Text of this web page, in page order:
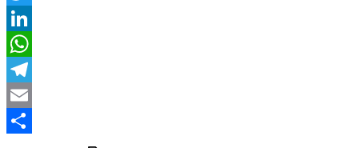
Twitter
LinkedIn
WhatsApp
Telegram
Email